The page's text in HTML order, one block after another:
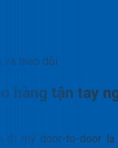
và theo dõi
hàng tận tay
đi mỹ door-to-door